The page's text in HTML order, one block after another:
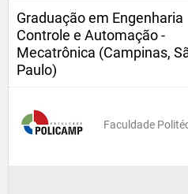
Graduação em Engenharia
Controle e Automação -
Mecatrônica (Campinas,
Paulo)
Faculdade